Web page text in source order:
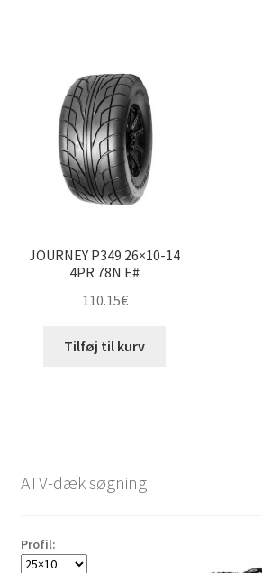
JOURNEY P349 26×10-14
4PR 78N E#
110.15€
Tilføj til kurv
ATV-dæk søgning
Profil: